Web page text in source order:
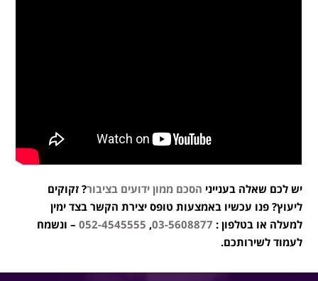
יש לכם שאלה בענייני הסכם ממון ידועים בציבור? זקוקים
ליעוץ? פנו עכשיו באמצעות טופס יצירת הקשר בצד ימין
למעלה או בטלפון : 03-5608877
,
052-4545555 – ונשמח
לעמוד לשירותכם.